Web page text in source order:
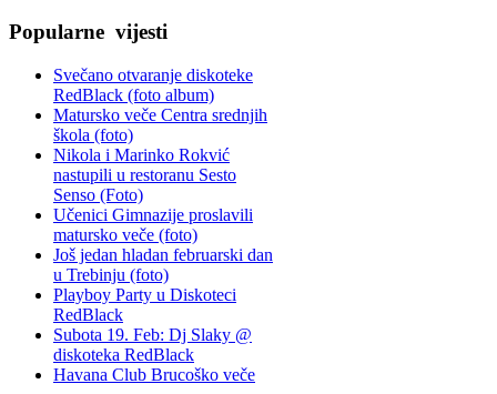
Popularne vijesti
Svečano otvaranje diskoteke
RedBlack (foto album)
Matursko veče Centra srednjih
škola (foto)
Nikola i Marinko Rokvić
nastupili u restoranu Sesto
Senso (Foto)
Učenici Gimnazije proslavili
matursko veče (foto)
Još jedan hladan februarski dan
u Trebinju (foto)
Playboy Party u Diskoteci
RedBlack
Subota 19. Feb: Dj Slaky @
diskoteka RedBlack
Havana Club Brucoško veče